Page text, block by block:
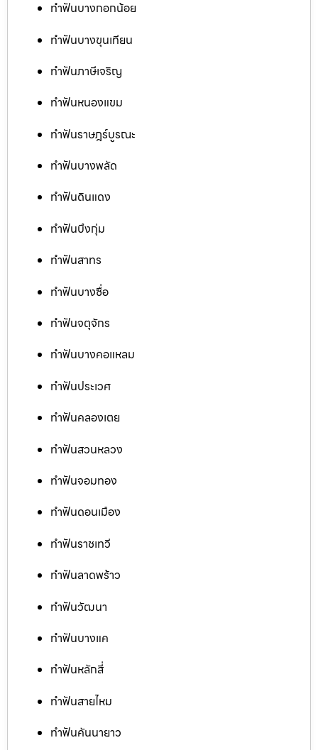
ทำฟันบางกอกน้อย
ทำฟันบางขุนเทียน
ทำฟันภาษีเจริญ
ทำฟันหนองแขม
ทำฟันราษฎร์บูรณะ
ทำฟันบางพลัด
ทำฟันดินแดง
ทำฟันบึงกุ่ม
ทำฟันสาทร
ทำฟันบางซื่อ
ทำฟันจตุจักร
ทำฟันบางคอแหลม
ทำฟันประเวศ
ทำฟันคลองเตย
ทำฟันสวนหลวง
ทำฟันจอมทอง
ทำฟันดอนเมือง
ทำฟันราชเทวี
ทำฟันลาดพร้าว
ทำฟันวัฒนา
ทำฟันบางแค
ทำฟันหลักสี่
ทำฟันสายไหม
ทำฟันคันนายาว